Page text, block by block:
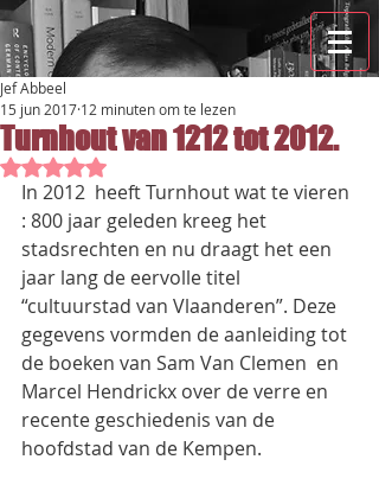
Turnhout van 1212 tot 2012.
Jef Abbeel
15 jun 2017 12 minuten om te lezen
Beoordeeld met NaN uit 5 sterren.
In 2012  heeft Turnhout wat te vieren
: 800 jaar geleden kreeg het
stadsrechten en nu draagt het een
jaar lang de eervolle titel
“cultuurstad van Vlaanderen”. Deze
gegevens vormden de aanleiding tot
de boeken van Sam Van Clemen  en
Marcel Hendrickx over de verre en
recente geschiedenis van de
hoofdstad van de Kempen.